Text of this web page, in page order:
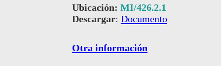
Ubicación: MI/426.2.1
Descargar: Documento
Otra información